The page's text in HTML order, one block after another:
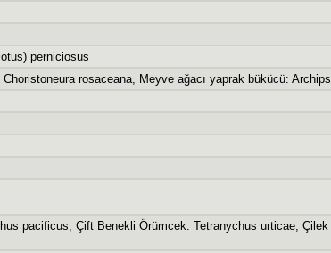
perniciosus
rosaceana, Meyve ağacı yaprak bükücü:
pacificus, Çift Benekli Örümcek: Tetranychus urticae,